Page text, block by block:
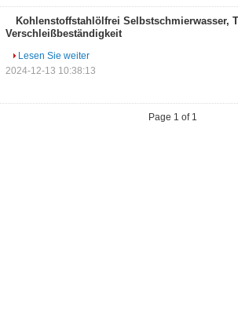
Kohlenstoffstahlölfrei Selbstschmierwasser,
Verschleißbeständigkeit
Lesen Sie weiter
2024-12-13 10:38:13
Page 1 of 1